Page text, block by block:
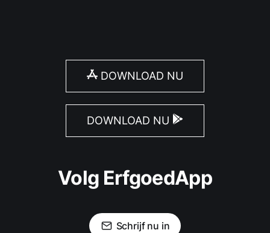
DOWNLOAD NU
DOWNLOAD NU
Volg ErfgoedApp
Schrijf nu in